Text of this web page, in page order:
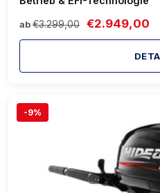
ab €3.299,00 €2.949,00
-9%